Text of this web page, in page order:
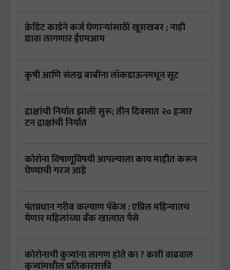
क्रेडिट कार्डने कर्ज घेणाऱ्यांसाठी खूशखबर ; नाही
द्यावा लागणार ईएमआय
कृषी आणि संलग्न बाबींना लॉकडाऊनमधून सूट
द्राक्षांची निर्यात झाली सुरू; तीन दिवसात २० हजार
टन द्राक्षांची निर्यात
कोरोना विषाणूविषयी आपल्याला काय माहीत करून
घेण्याची गरज आहे
पंतप्रधान गरीब कल्याण पॅकेज : एप्रिल महिन्यातच
येणार महिलांच्या बँक खात्यात पैसे
कोरोनाची कुत्र्यांना लागण होते का ? कशी वाढवाल
कुत्र्यांमधील प्रतिकारशक्ती